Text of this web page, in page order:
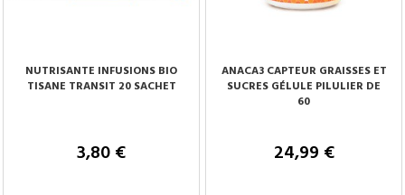
NUTRISANTE INFUSIONS BIO
TISANE TRANSIT 20 SACHET
3,80 €
ANACA3 CAPTEUR GRAISSES ET
SUCRES GÉLULE PILULIER DE
60
24,99 €